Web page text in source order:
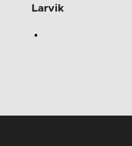
Larvik